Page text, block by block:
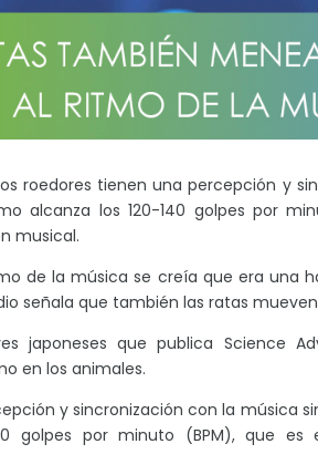
roedores tienen una percepción y
alcanza los 120-140 golpes por
musical.
de la música se creía que era una
señala que también las ratas
japoneses que publica Science
en los animales.
y sincronización con la música
golpes por minuto (BPM), que